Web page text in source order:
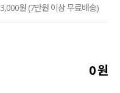
3,000원 (7만원 이상 무료배송)
0원